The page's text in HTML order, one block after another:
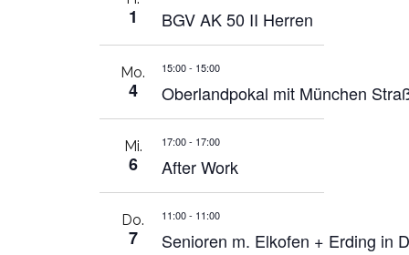
1 BGV AK 50 II Herren
Mo.
4
15:00- 15:00
Oberlandpokal mit München
Mi.
6
17:00- 17:00
After Work
Do.
7
11:00- 11:00
Senioren m. Elkofen + Erding in